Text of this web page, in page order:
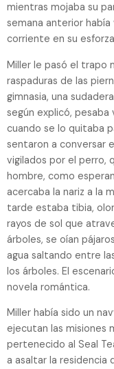
mientras mojaba su
semana anterior
corriente en su
Miller le pasó el trapo
raspaduras de las
gimnasia, una
según explicó,
cuando se lo quitaba
sentaron a conversar
vigilados por el perro,
hombre, como
acercaba la nariz a la
tarde estaba tibia,
rayos de sol que
árboles, se oían
agua saltando entre
los árboles. El
novela romántica.
Miller había sido un
ejecutan las misiones
pertenecido al Seal
a asaltar la residencia